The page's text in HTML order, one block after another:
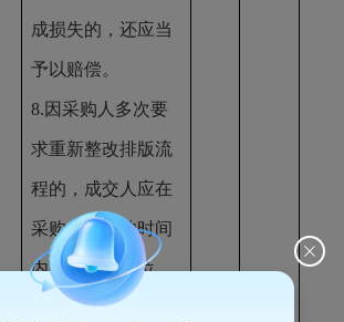
成损失的，还应当
予以赔偿。
8.因采购人多次要
求重新整改排版流
程的，成交人应在
采购人要求的时间
内配合整改到位，
因采购人多次催促